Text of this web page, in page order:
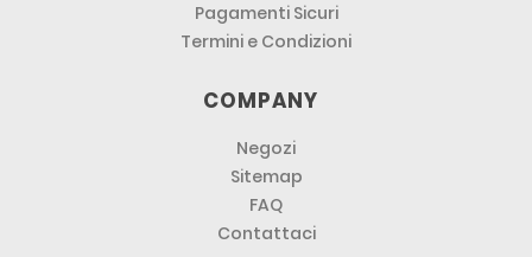
Pagamenti Sicuri
Termini e Condizioni
COMPANY
Negozi
Sitemap
FAQ
Contattaci